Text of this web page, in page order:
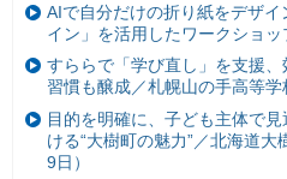
AIで自分だけの折り紙をデザ
イン」を活用したワークショッ
すららで「学び直し」を支援
習慣も醸成／札幌山の手高等学
目的を明確に、子ども主体で
ける“大樹町の魅力”／北海道
9日）